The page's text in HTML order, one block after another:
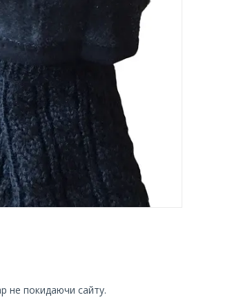
не покидаючи сайту.